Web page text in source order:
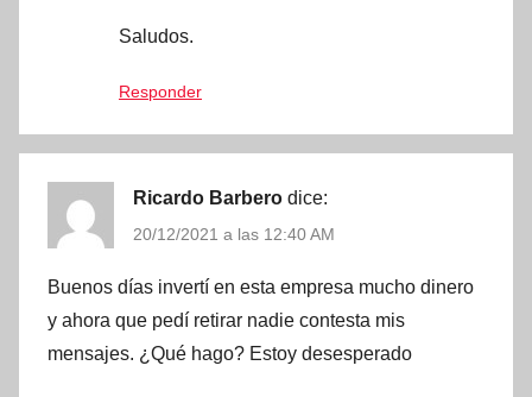
Saludos.
Responder
Ricardo Barbero dice:
20/12/2021 a las 12:40 AM
Buenos días invertí en esta empresa mucho dinero
y ahora que pedí retirar nadie contesta mis
mensajes. ¿Qué hago? Estoy desesperado